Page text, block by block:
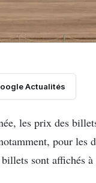
Actualités
les prix des
pour les
sont affichés